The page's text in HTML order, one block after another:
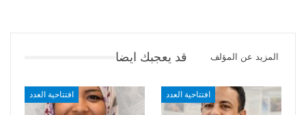
قد يعجبك ايضا المزيد عن المؤلف
افتتاحية العدد افتتاحية العدد